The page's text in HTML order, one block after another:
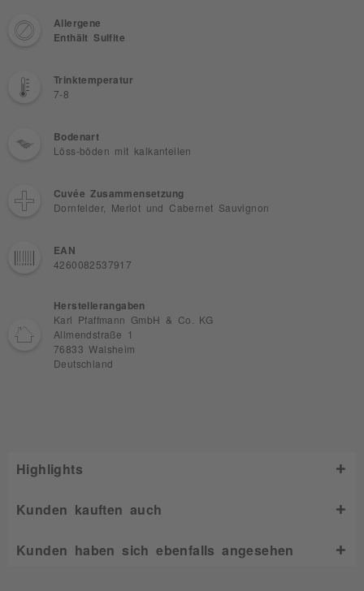
Allergene
Enthält Sulfite
Trinktemperatur
7-8
Bodenart
Löss-böden mit kalkanteilen
Cuvée Zusammensetzung
Dornfelder, Merlot und Cabernet Sauvignon
EAN
4260082537917
Herstellerangaben
Karl Pfaffmann GmbH & Co. KG
Allmendstraße 1
76833 Walsheim
Deutschland
Highlights
Kunden kauften auch
Kunden haben sich ebenfalls angesehen